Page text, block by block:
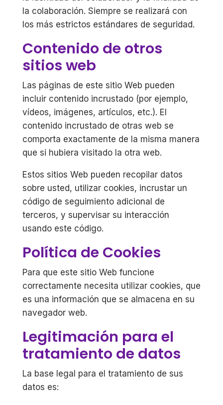
la colaboración. Siempre se realizará con
los más estrictos estándares de seguridad.
Contenido de otros
sitios web
Las páginas de este sitio Web pueden
incluir contenido incrustado (por ejemplo,
vídeos, imágenes, artículos, etc.). El
contenido incrustado de otras web se
comporta exactamente de la misma manera
que si hubiera visitado la otra web.
Estos sitios Web pueden recopilar datos
sobre usted, utilizar cookies, incrustar un
código de seguimiento adicional de
terceros, y supervisar su interacción
usando este código.
Política de Cookies
Para que este sitio Web funcione
correctamente necesita utilizar cookies, que
es una información que se almacena en su
navegador web.
Legitimación para el
tratamiento de datos
La base legal para el tratamiento de sus
datos es: